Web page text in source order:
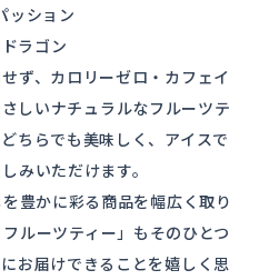
ッション
ラゴン
ず、カロリーゼロ・カフェイ
しいナチュラルなフルーツテ
ちらでも美味しく、アイスで
みいただけます。
豊かに彩る商品を幅広く取り
ルーツティー」もそのひとつ
お届けできることを嬉しく思